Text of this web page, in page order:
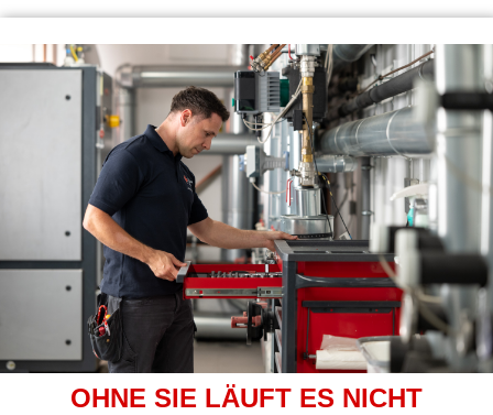
OHNE SIE LÄUFT ES NICHT